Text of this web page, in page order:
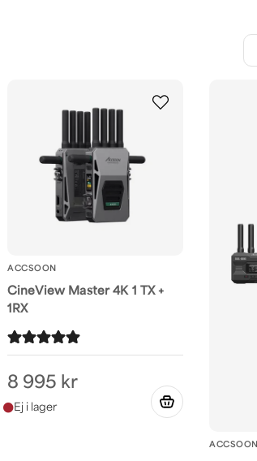
ACCSOON
CineView Master 4K 1 TX +
1RX
8 995 kr
ACCSOON